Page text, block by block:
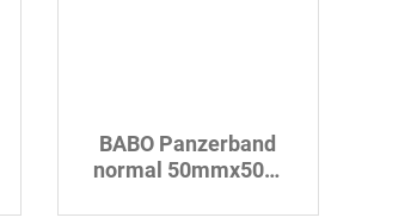
BABO Panzerband
normal 50mmx50m